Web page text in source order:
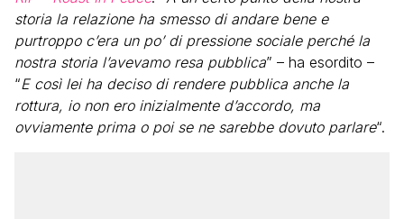
storia la relazione ha smesso di andare bene e
purtroppo c’era un po’ di pressione sociale perché la
nostra storia l’avevamo resa pubblica” – ha esordito –
“E così lei ha deciso di rendere pubblica anche la
rottura, io non ero inizialmente d’accordo, ma
ovviamente prima o poi se ne sarebbe dovuto parlare“.